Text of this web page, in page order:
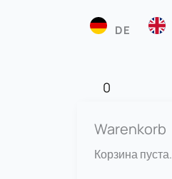
DE
0
Warenkorb
Корзина пуста.